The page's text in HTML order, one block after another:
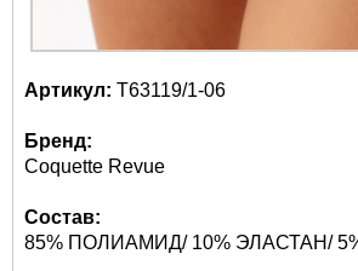
Артикул: Т63119/1-06
Бренд:
Coquette Revue
Состав:
85% ПОЛИАМИД/ 10% ЭЛАСТАН/